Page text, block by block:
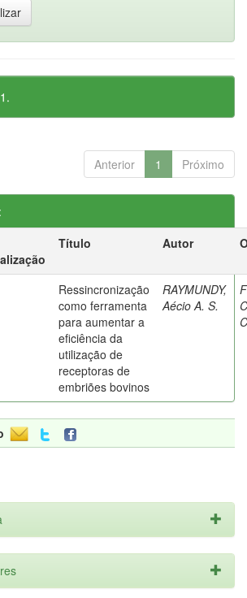
Anterior 1 Próximo
Título Autor
Ressincronização
como ferramenta
para aumentar a
eficiência da
utilização de
receptoras de
embriões bovinos
RAYMUNDY,
Aécio A. S.